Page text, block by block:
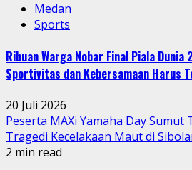
Medan
Sports
Ribuan Warga Nobar Final Piala Dunia
Sportivitas dan Kebersamaan Harus
20 Juli 2026
Peserta MAXi Yamaha Day
Tragedi Kecelakaan Maut di
2 min read